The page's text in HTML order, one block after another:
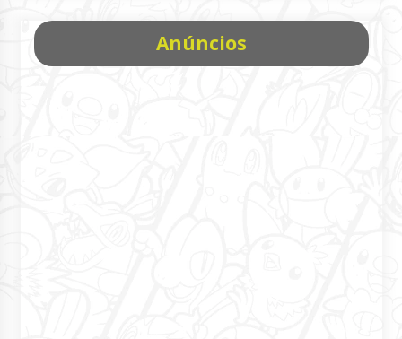
Anúncios